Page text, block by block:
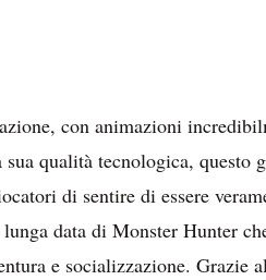
con animazioni
qualità tecnologica, questo
di sentire di essere
data di Monster Hunter
e socializzazione. Grazie